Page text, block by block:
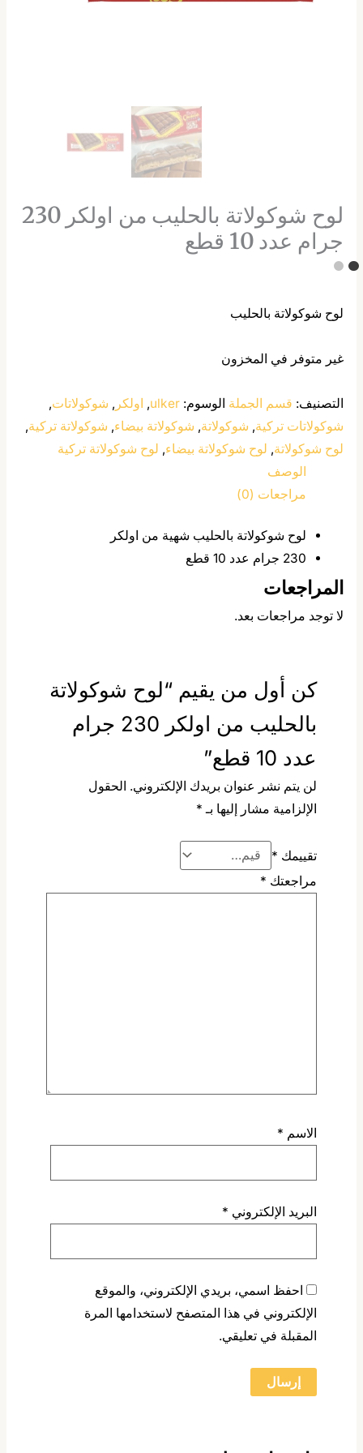
لوح شوكولاتة بالحليب من اولكر 230
جرام عدد 10 قطع
لوح شوكولاتة بالحليب
غير متوفر في المخزون
التصنيف: قسم الجملة الوسوم: ulker
, اولكر , شوكولاتات,
شوكولاتات تركية, شوكولاتة, شوكولاتة بيضاء, شوكولاتة تركية,
لوح شوكولاتة, لوح شوكولاتة بيضاء, لوح شوكولاتة تركية
الوصف
مراجعات (0)
لوح شوكولاتة بالحليب شهية من اولكر
230 جرام عدد 10 قطع
المراجعات
لا توجد مراجعات بعد.
كن أول من يقيم “لوح شوكولاتة
بالحليب من اولكر 230 جرام
عدد 10 قطع”
لن يتم نشر عنوان بريدك الإلكتروني. الحقول
الإلزامية مشار إليها بـ *
تقييمك *
مراجعتك *
الاسم *
البريد الإلكتروني *
احفظ اسمي، بريدي الإلكتروني، والموقع
الإلكتروني في هذا المتصفح لاستخدامها المرة
المقبلة في تعليقي.